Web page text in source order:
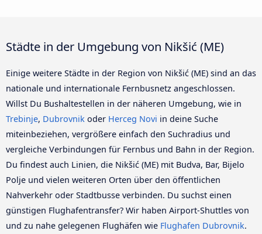
Städte in der Umgebung von Nikšić (ME)
Einige weitere Städte in der Region von Nikšić (ME) sind an das
nationale und internationale Fernbusnetz angeschlossen.
Willst Du Bushaltestellen in der näheren Umgebung, wie in
Trebinje, Dubrovnik oder Herceg Novi in deine Suche
miteinbeziehen, vergrößere einfach den Suchradius und
vergleiche Verbindungen für Fernbus und Bahn in der Region.
Du findest auch Linien, die Nikšić (ME) mit Budva, Bar, Bijelo
Polje und vielen weiteren Orten über den öffentlichen
Nahverkehr oder Stadtbusse verbinden. Du suchst einen
günstigen Flughafentransfer? Wir haben Airport-Shuttles von
und zu nahe gelegenen Flughäfen wie Flughafen Dubrovnik.